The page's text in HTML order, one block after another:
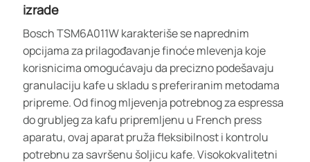
izrade
Bosch TSM6A011W karakteriše se naprednim
opcijama za prilagođavanje finoće mlevenja koje
korisnicima omogućavaju da precizno podešavaju
granulaciju kafe u skladu s preferiranim metodama
pripreme. Od finog mljevenja potrebnog za espressa
do grubljeg za kafu pripremljenu u French press
aparatu, ovaj aparat pruža fleksibilnost i kontrolu
potrebnu za savršenu šoljicu kafe. Visokokvalitetni